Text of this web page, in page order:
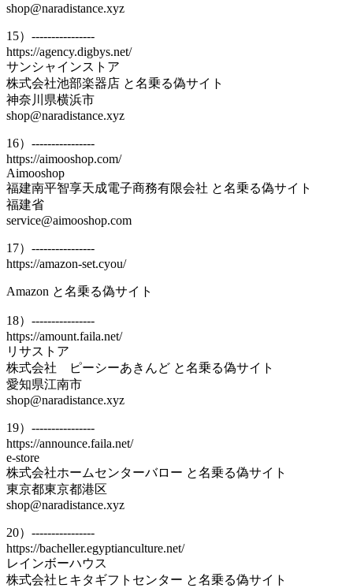
shop@naradistance.xyz
15）----------------
https://agency.digbys.net/
サンシャインストア
株式会社池部楽器店 と名乗る偽サイト
神奈川県横浜市
shop@naradistance.xyz
16）----------------
https://aimooshop.com/
Aimooshop
福建南平智享天成電子商務有限会社 と名乗る偽サイト
福建省
service@aimooshop.com
17）----------------
https://amazon-set.cyou/
Amazon と名乗る偽サイト
18）----------------
https://amount.faila.net/
リサストア
株式会社 ピーシーあきんど と名乗る偽サイト
愛知県江南市
shop@naradistance.xyz
19）----------------
https://announce.faila.net/
e-store
株式会社ホームセンターバロー と名乗る偽サイト
東京都東京都港区
shop@naradistance.xyz
20）----------------
https://bacheller.egyptianculture.net/
レインボーハウス
株式会社ヒキタギフトセンター と名乗る偽サイト